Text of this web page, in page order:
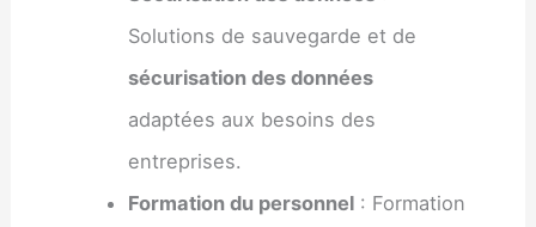
Solutions de sauvegarde et de
sécurisation des données
adaptées aux besoins des
entreprises.
Formation du personnel : Formation